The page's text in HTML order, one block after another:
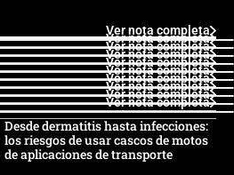
Ver nota completa
Ver nota completa
Ver nota completa
Ver nota completa
Ver nota completa
Ver nota completa
Ver nota completa
Ver nota completa
Ver nota completa
Ver nota completa
Desde dermatitis hasta infecciones:
los riesgos de usar cascos de motos
de aplicaciones de transporte